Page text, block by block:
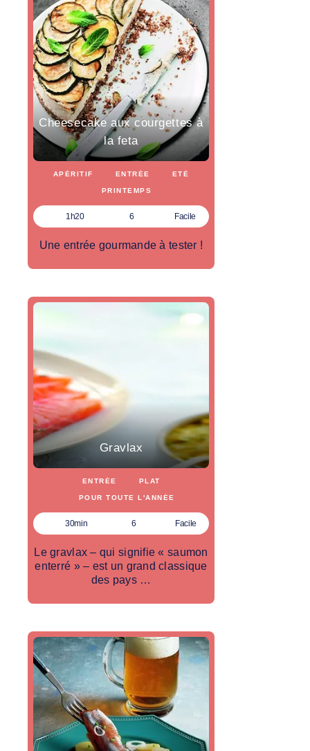
Cheesecake aux courgettes à
la feta
APÉRITIF ENTRÉE ETÉ
PRINTEMPS
1h20 6 Facile
Une entrée gourmande à tester !
Gravlax
ENTRÉE PLAT
POUR TOUTE L'ANNÉE
30min 6 Facile
Le gravlax – qui signifie « saumon
enterré » – est un grand classique
des pays …